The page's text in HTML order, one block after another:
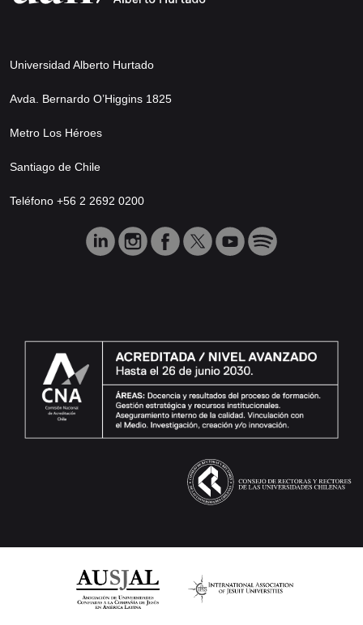
Universidad Alberto Hurtado
Avda. Bernardo O’Higgins 1825
Metro Los Héroes
Santiago de Chile
Teléfono +56 2 2692 0200